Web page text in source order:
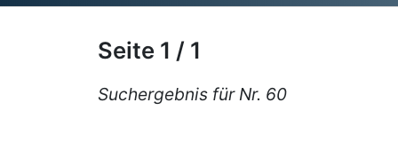
Seite 1 / 1
Suchergebnis für Nr. 60